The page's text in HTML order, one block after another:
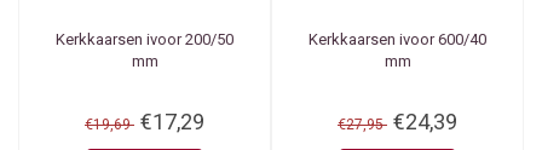
Kerkkaarsen ivoor 200/50
mm
€19,69 €17,29
Kerkkaarsen ivoor 600/40
mm
€27,95 €24,39